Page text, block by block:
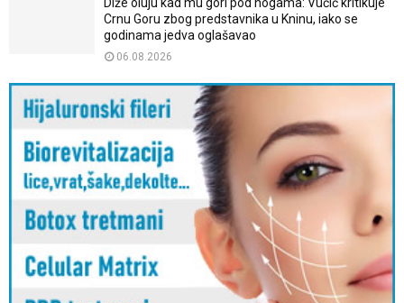
Crnu Goru zbog predstavnika u Kninu, iako se
godinama jedva oglašavao
06.08.2026